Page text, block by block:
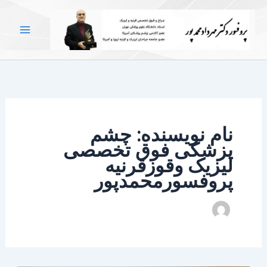
محتوا
نام نویسنده: چشم
پزشکی فوق تخصصی
لیزیک وقوزقرنیه
پروفسورمحمدپور